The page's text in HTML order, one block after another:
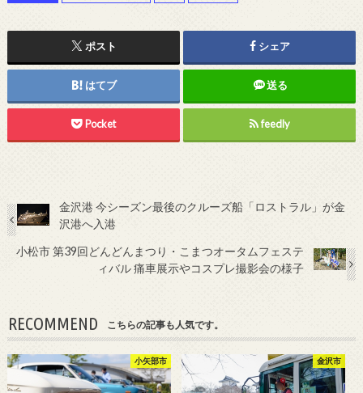
ポスト シェア
はてブ 送る
Pocket feedly
金沢港 今シーズン最後のクルーズ船「ロストラル」が金
沢港へ入港
小松市 第39回どんどんまつり・こまつオータムフェステ
ィバル 痛車展示やコスプレ撮影会の様子
RECOMMEND こちらの記事も人気です。
小矢部市 金沢市